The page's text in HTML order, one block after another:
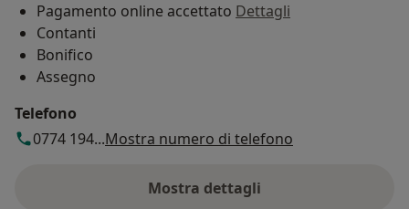
Pagamento online accettato Dettagli
Contanti
Bonifico
Assegno
Telefono
0774 194...Mostra numero di telefono
Mostra dettagli
sull'indirizzo